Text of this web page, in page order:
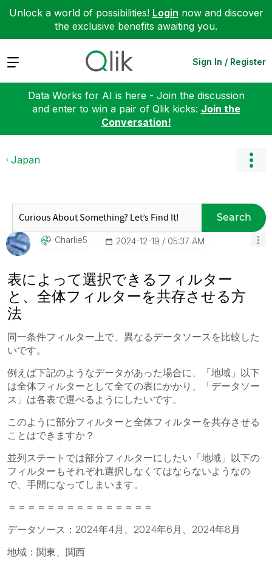
Unlock a world of possibilities! Login now and discover
the exclusive benefits awaiting you.
Expand Sign In / Register
Data Works for AI is here - Join the discussion
and enter to win a pair of Qlik kicks: Join the
Conversation!
Japan
Search
Charlie5 ‎2024-12-19 05:37 AM
表によって選択できるフィルター
と、全体フィルターを共存させる方
法
同一条件フィルター上で、異なるデータソースを比較した
いです。
例えば下記のようなデータがあった場合に、「地域」以下
は全体フィルターとして全ての表にかかり、「データソー
ス」は各表で選べるようにしたいです。
このように部分フィルターと全体フィルターを共存させる
ことはできますか？
並列ステートでは部分フィルターにしたい「地域」以下の
フィルターもそれぞれ選択しなくてはならないようなの
で、手間になってしまいます。
＝＝＝＝＝＝＝＝＝＝＝＝＝＝＝
データソース：2024年4月、2024年6月、2024年8月
地域：関東、関西